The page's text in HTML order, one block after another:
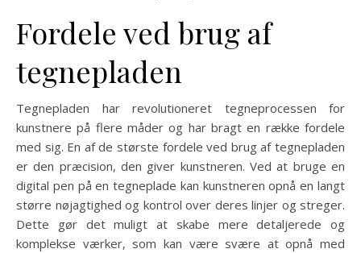
Fordele ved brug af
tegnepladen
Tegnepladen har revolutioneret tegneprocessen for
kunstnere på flere måder og har bragt en række fordele
med sig. En af de største fordele ved brug af tegnepladen
er den præcision, den giver kunstneren. Ved at bruge en
digital pen på en tegneplade kan kunstneren opnå en langt
større nøjagtighed og kontrol over deres linjer og streger.
Dette gør det muligt at skabe mere detaljerede og
komplekse værker, som kan være svære at opnå med